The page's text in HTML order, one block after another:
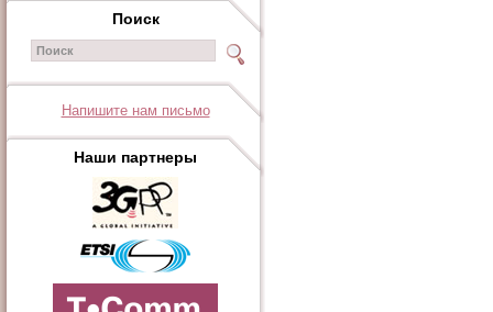
Поиск
Напишите нам письмо
Наши партнеры